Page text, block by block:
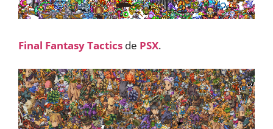
Final Fantasy Tactics de PSX.